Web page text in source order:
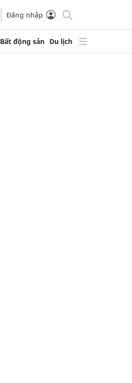
Đăng nhập
Bất động sản Du lịch